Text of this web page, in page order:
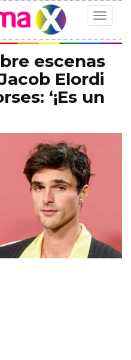
Toggle
escenas
Elordi
‘¡Es un